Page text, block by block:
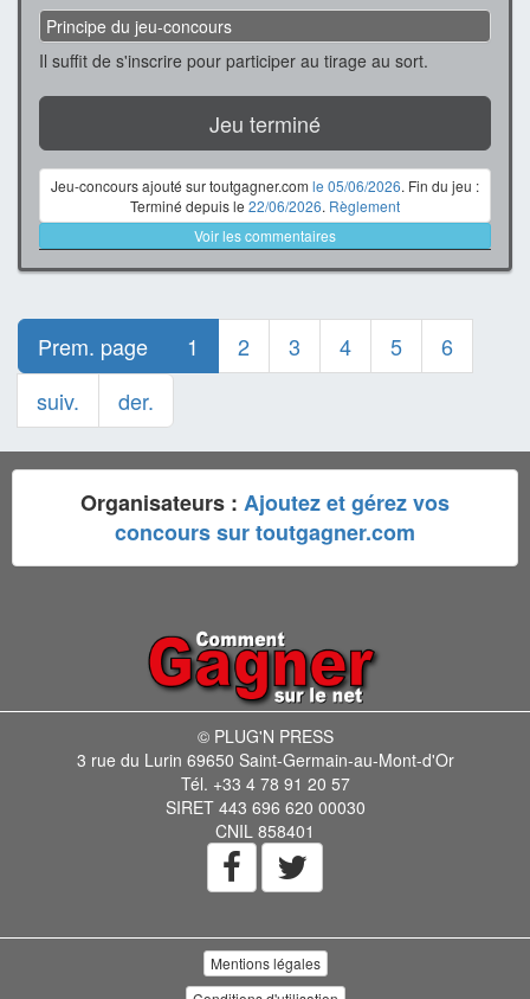
Principe du jeu-concours
Il suffit de s'inscrire pour participer au tirage au sort.
Jeu terminé
Jeu-concours ajouté sur toutgagner.com le 05/06/2026. Fin du jeu :
Terminé depuis le 22/06/2026. Règlement
Voir les commentaires
Prem. page 1 2 3 4 5
6
suiv.
der.
Organisateurs : Ajoutez et gérez vos
concours sur toutgagner.com
© PLUG'N PRESS
3 rue du Lurin 69650 Saint-Germain-au-Mont-d'Or
Tél. +33 4 78 91 20 57
SIRET 443 696 620 00030
CNIL 858401
Mentions légales